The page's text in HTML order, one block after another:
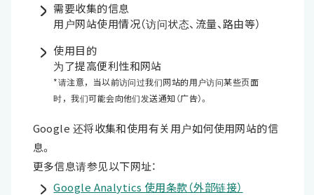
需要收集的信息
用户网站使用情况（访问状态、流量、路由等）
使用目的
为了提高便利性和网站
*请注意，当以前访问过我们网站的用户访问某些页面
时，我们可能会向他们发送通知（广告）。
Google 还将收集和使用有关用户如何使用网站的信
息。
更多信息请参见以下网址：
Google Analytics 使用条款（外部链接）